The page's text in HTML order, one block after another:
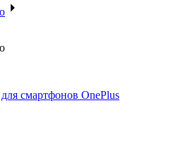
смартфонов OnePlus